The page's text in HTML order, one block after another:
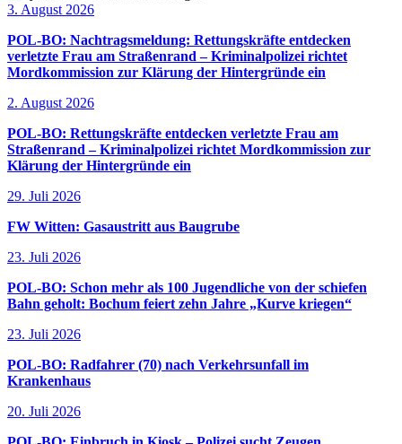
3. August 2026
POL-BO: Nachtragsmeldung: Rettungskräfte entdecken
verletzte Frau am Straßenrand – Kriminalpolizei richtet
Mordkommission zur Klärung der Hintergründe ein
2. August 2026
POL-BO: Rettungskräfte entdecken verletzte Frau am
Straßenrand – Kriminalpolizei richtet Mordkommission zur
Klärung der Hintergründe ein
29. Juli 2026
FW Witten: Gasaustritt aus Baugrube
23. Juli 2026
POL-BO: Schon mehr als 100 Jugendliche von der schiefen
Bahn geholt: Bochum feiert zehn Jahre „Kurve kriegen“
23. Juli 2026
POL-BO: Radfahrer (70) nach Verkehrsunfall im
Krankenhaus
20. Juli 2026